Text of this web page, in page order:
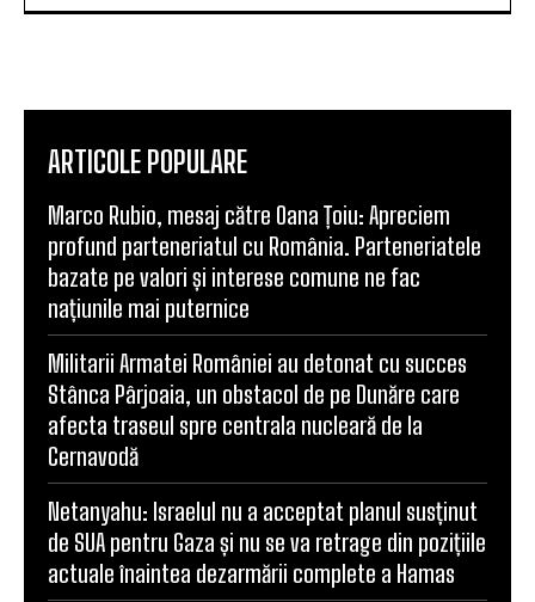
ARTICOLE POPULARE
Marco Rubio, mesaj către Oana Țoiu: Apreciem
profund parteneriatul cu România. Parteneriatele
bazate pe valori și interese comune ne fac
națiunile mai puternice
Militarii Armatei României au detonat cu succes
Stânca Pârjoaia, un obstacol de pe Dunăre care
afecta traseul spre centrala nucleară de la
Cernavodă
Netanyahu: Israelul nu a acceptat planul susținut
de SUA pentru Gaza și nu se va retrage din pozițiile
actuale înaintea dezarmării complete a Hamas